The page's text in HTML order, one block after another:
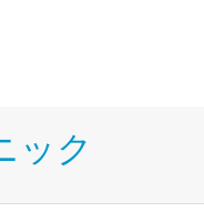
ック